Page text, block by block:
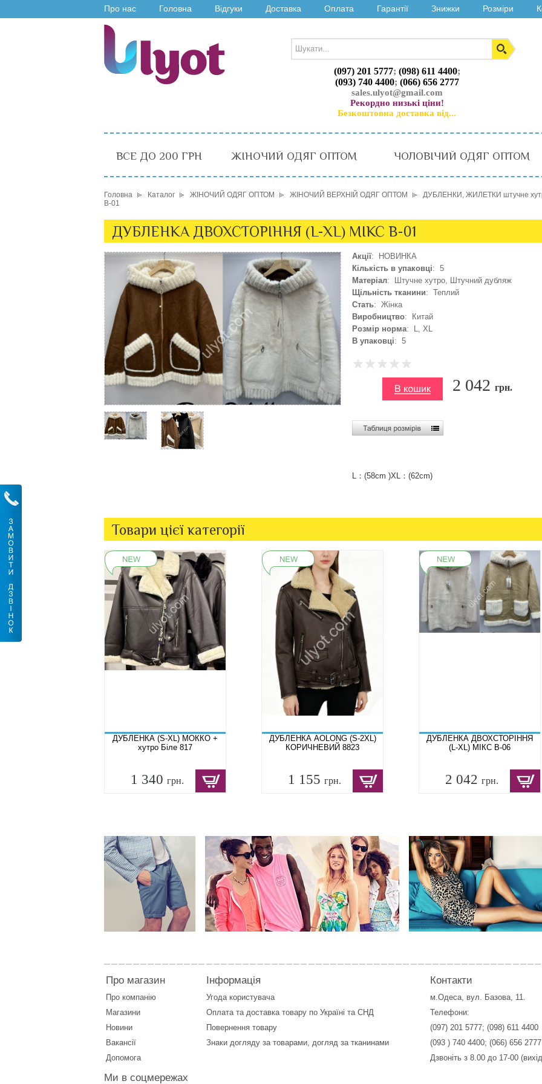
Про нас Головна Відгуки Доставка Оплата Гарантії Знижки Розміри
(097) 201 5777; (098) 611 4400;
(093) 740 4400; (066) 656 2777
sales.ulyot@gmail.com
Рекордно низькі ціни!
Безкоштовна доставка від...
ВСЕ ДО 200 ГРН ЖІНОЧИЙ ОДЯГ ОПТОМ ЧОЛОВІЧИЙ ОДЯГ ОПТОМ
Головна Каталог ЖІНОЧИЙ ОДЯГ ОПТОМ ЖІНОЧИЙ ВЕРХНІЙ ОДЯГ ОПТОМ ДУБЛЕНКИ, ЖИЛЕТКИ штучне
B-01
ДУБЛЕНКА ДВОХСТОРІННЯ (L-XL) МІКС B-01
Акції: НОВИНКА
Кількість в упаковці: 5
Матеріал: Штучне хутро, Штучний дубляж
Щільність тканини: Теплий
Стать: Жінка
Виробництво: Китай
Розмір норма: L, XL
В упаковці: 5
2 042 грн.
L：(58cm )XL：(62cm)
Товари цієї категорії
ДУБЛЕНКА (S-XL) МОККО +
хутро Біле 817
1 340 грн.
ДУБЛЕНКА AOLONG (S-2XL)
КОРИЧНЕВИЙ 8823
1 155 грн.
ДУБЛЕНКА ДВОХСТОРІННЯ
(L-XL) МІКС B-06
2 042 грн.
Про магазин
Про компанію
Магазини
Новини
Вакансії
Допомога
Інформація
Угода користувача
Оплата та доставка товару по Україні та СНД
Повернення товару
Знаки догляду за товарами, догляд за тканинами
Контакти
м.Одеса, вул. Базова, 11.
Телефони:
(097) 201 5777; (098) 611 4400
(093 ) 740 4400; (066) 656 2777
Дзвоніть з 8.00 до 17-00
Ми в соцмережах